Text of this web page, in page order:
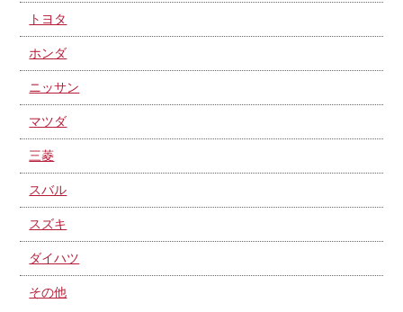
トヨタ
ホンダ
ニッサン
マツダ
三菱
スバル
スズキ
ダイハツ
その他